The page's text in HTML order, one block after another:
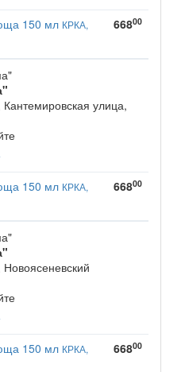
150 мл КРКА,
66800
улица,
150 мл КРКА,
66800
150 мл КРКА,
66800